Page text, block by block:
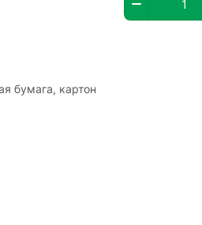
бумага, картон